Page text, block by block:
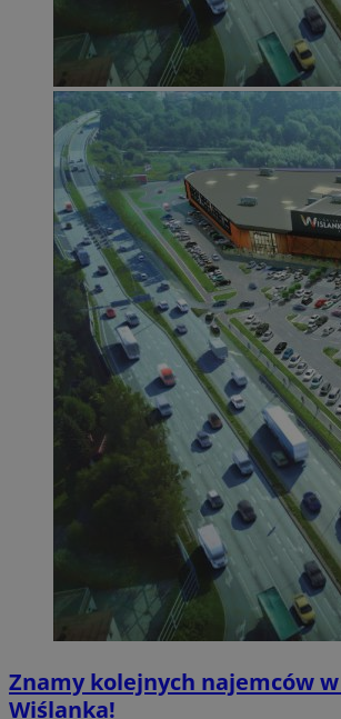
Znamy kolejnych najemców
Wiślanka!